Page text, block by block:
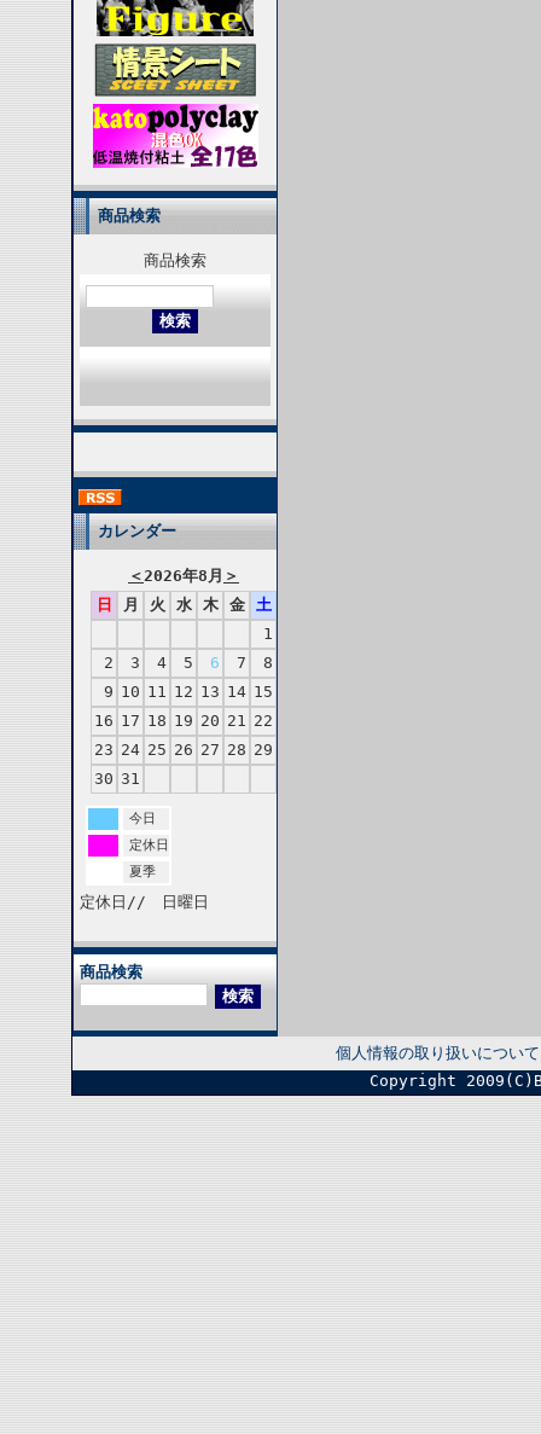
商品検索
商品検索
カレンダー
＜2026年8月 ＞
日
月 火 水 木 金
土
1
2
3 4 5 6 7
8
9 10 11 12 13 14 15
16 17 18 19 20 21 22
23 24 25 26 27 28 29
30 31
今日
定休日
夏季
定休日// 日曜日
商品検索
個人情報の取り扱いについて
Copyright